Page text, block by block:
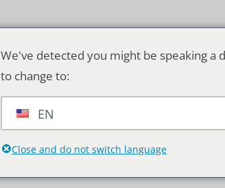
DEUTSCHLAND & WELT
We've detected you might be speaking a
to change to:
EN
Close and do not switch language